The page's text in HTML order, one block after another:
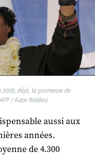
déjà, la promesse de
/ Aizar Raldes)
aussi aux
années.
de 4.300